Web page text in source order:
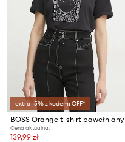
extra -5% z kodem: OFF*
BOSS Orange t-shirt bawełniany
Cena aktualna:
139,99 zł